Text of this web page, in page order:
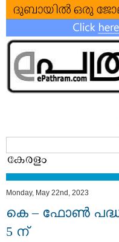
Monday, May 22nd, 2023
കെ – ഫോൺ
5 ന്